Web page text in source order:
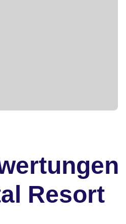
Resort